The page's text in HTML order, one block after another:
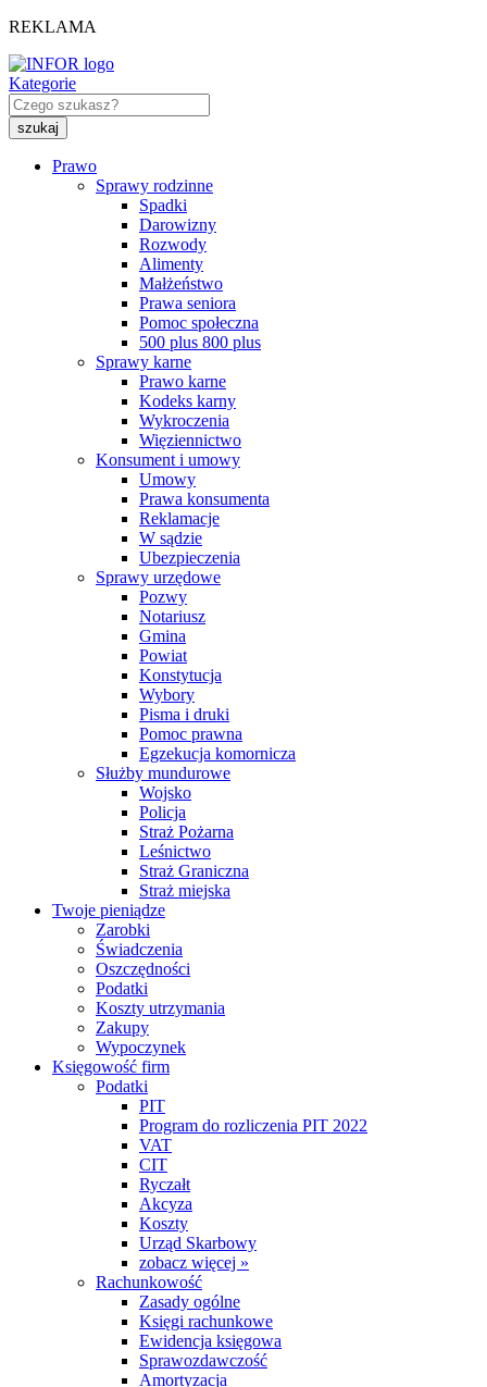
REKLAMA
Kategorie
Prawo
Sprawy rodzinne
Spadki
Darowizny
Rozwody
Alimenty
Małżeństwo
Prawa seniora
Pomoc społeczna
500 plus 800 plus
Sprawy karne
Prawo karne
Kodeks karny
Wykroczenia
Więziennictwo
Konsument i umowy
Umowy
Prawa konsumenta
Reklamacje
W sądzie
Ubezpieczenia
Sprawy urzędowe
Pozwy
Notariusz
Gmina
Powiat
Konstytucja
Wybory
Pisma i druki
Pomoc prawna
Egzekucja komornicza
Służby mundurowe
Wojsko
Policja
Straż Pożarna
Leśnictwo
Straż Graniczna
Straż miejska
Twoje pieniądze
Zarobki
Świadczenia
Oszczędności
Podatki
Koszty utrzymania
Zakupy
Wypoczynek
Księgowość firm
Podatki
PIT
Program do rozliczenia PIT 2022
VAT
CIT
Ryczałt
Akcyza
Koszty
Urząd Skarbowy
zobacz więcej »
Rachunkowość
Zasady ogólne
Księgi rachunkowe
Ewidencja księgowa
Sprawozdawczość
Amortyzacja